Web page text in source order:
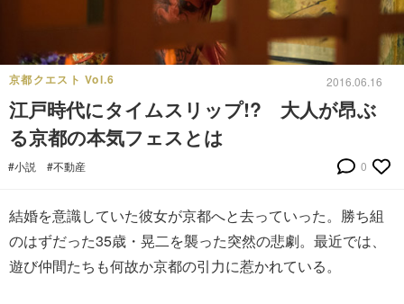
京都クエスト Vol.6 2016.06.16
江戸時代にタイムスリップ!? 大人が昂ぶ
る京都の本気フェスとは
#小説 #不動産 0
結婚を意識していた彼女が京都へと去っていった。勝ち組
のはずだった35歳・晃二を襲った突然の悲劇。最近では、
遊び仲間たちも何故か京都の引力に惹かれている。